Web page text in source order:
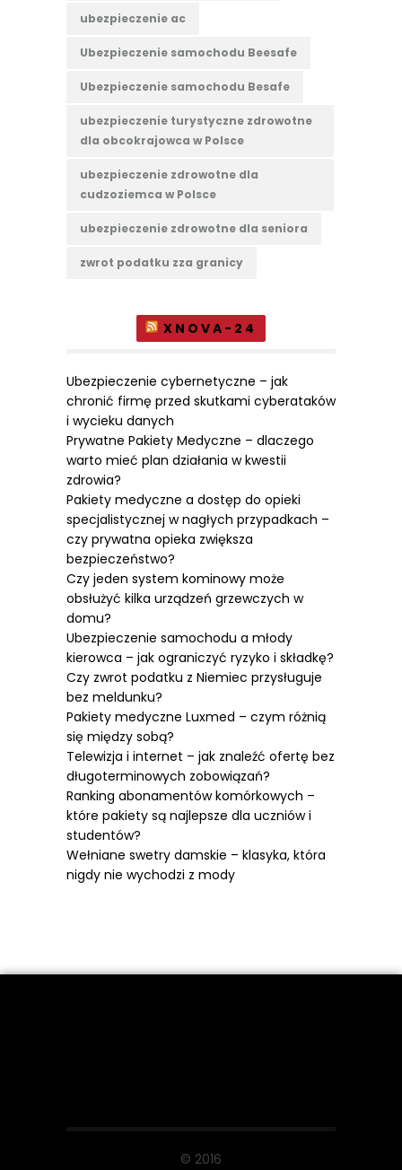
ubezpieczenie ac
Ubezpieczenie samochodu Beesafe
Ubezpieczenie samochodu Besafe
ubezpieczenie turystyczne zdrowotne
dla obcokrajowca w Polsce
ubezpieczenie zdrowotne dla
cudzoziemca w Polsce
ubezpieczenie zdrowotne dla seniora
zwrot podatku zza granicy
XNOVA-24
Ubezpieczenie cybernetyczne – jak
chronić firmę przed skutkami cyberataków
i wycieku danych
Prywatne Pakiety Medyczne – dlaczego
warto mieć plan działania w kwestii
zdrowia?
Pakiety medyczne a dostęp do opieki
specjalistycznej w nagłych przypadkach –
czy prywatna opieka zwiększa
bezpieczeństwo?
Czy jeden system kominowy może
obsłużyć kilka urządzeń grzewczych w
domu?
Ubezpieczenie samochodu a młody
kierowca – jak ograniczyć ryzyko i składkę?
Czy zwrot podatku z Niemiec przysługuje
bez meldunku?
Pakiety medyczne Luxmed – czym różnią
się między sobą?
Telewizja i internet – jak znaleźć ofertę bez
długoterminowych zobowiązań?
Ranking abonamentów komórkowych –
które pakiety są najlepsze dla uczniów i
studentów?
Wełniane swetry damskie – klasyka, która
nigdy nie wychodzi z mody
© 2016